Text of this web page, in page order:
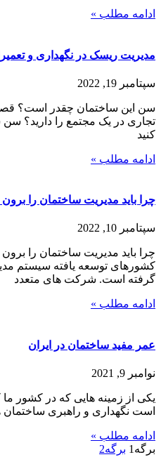
ادامه مطلب »
مدیریت ریسک در نگهداری و
سپتامبر 19, 2022
سن این ساختمان چقدر است؟
تجاری در یک مجتمع را دارید؟
کنید
ادامه مطلب »
چرا باید مدیریت ساختمان را
سپتامبر 10, 2022
چرا باید مدیریت ساختمان را
کشورهای توسعه یافته سیستم
گرفته است. شرکت های متعدد
ادامه مطلب »
عمر مفید ساختمان در ایران
نوامبر 9, 2021
یکی از زمینه هایی که در کشور
است نگهداری و راهبری
ادامه مطلب »
برگه 1 برگه2